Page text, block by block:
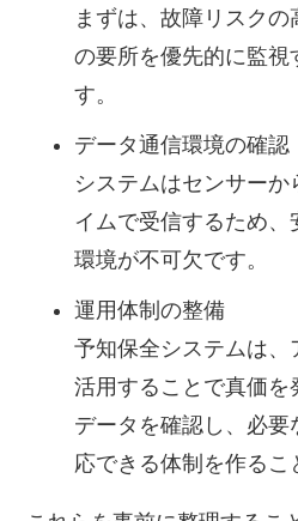
まずは、故障リスク
の要所を優先的に監視
す。
データ通信環境の確認
システムはセンサーか
イムで受信するため、
環境が不可欠です。
運用体制の整備
予知保全システムは、
活用することで真価
データを確認し、必
応できる体制を作るこ